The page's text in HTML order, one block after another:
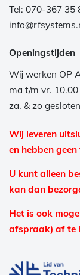
Tel: 070-367 35
Openingstijden
Wij werken OP
ma t/m vr.
za. & zo gesloten
Wij leveren
en hebben
U kunt alleen
kan dan
Het is ook
afspraak) af te